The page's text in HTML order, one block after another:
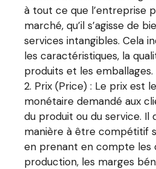
à tout ce que l’entreprise
marché, qu’il s’agisse de
services intangibles. Cela
les caractéristiques, la
produits et les emballages.
Prix (Price) : Le prix est
monétaire demandé aux
du produit ou du service. Il
manière à être compétitif
en prenant en compte les
production, les marges